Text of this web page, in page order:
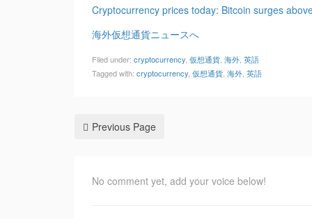
Cryptocurrency prices today: Bitcoin surges
海外仮想通貨ニュースへ
Filed under: cryptocurrency 仮想通貨 海外 英語
Tagged with: cryptocurrency 仮想通貨 海外 英語
Previous Page
No comment yet, add your voice below!